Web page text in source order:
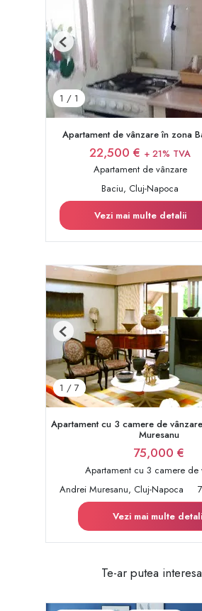
1 / 1
Previous
Apartament de vânzare în zona
22,500 € + 21% TVA
Apartament de vânzare
Baciu, Cluj-Napoca
Vezi mai multe detalii
1 / 7
Previous
Apartament cu 3 camere de
Muresanu
75,000 €
Apartament cu 3 camere de
Andrei Muresanu, Cluj-Napoca
Vezi mai multe
Te-ar putea